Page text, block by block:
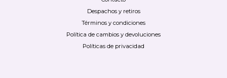
Despachos y retiros
Términos y condiciones
Política de cambios y devoluciones
Políticas de privacidad